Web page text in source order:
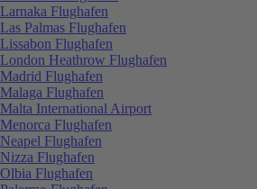
Larnaka Flughafen
Las Palmas Flughafen
Lissabon Flughafen
London Heathrow Flughafen
Madrid Flughafen
Malaga Flughafen
Malta International Airport
Menorca Flughafen
Neapel Flughafen
Nizza Flughafen
Olbia Flughafen